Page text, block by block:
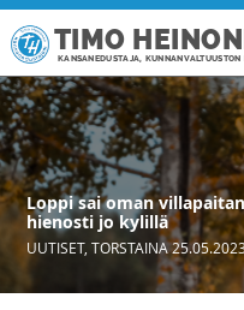
TIMO
KANSANEDUSTAJA, KUNNANVALTUUSTON
Loppi sai oman
hienosti jo kylillä
UUTISET,TORSTAINA